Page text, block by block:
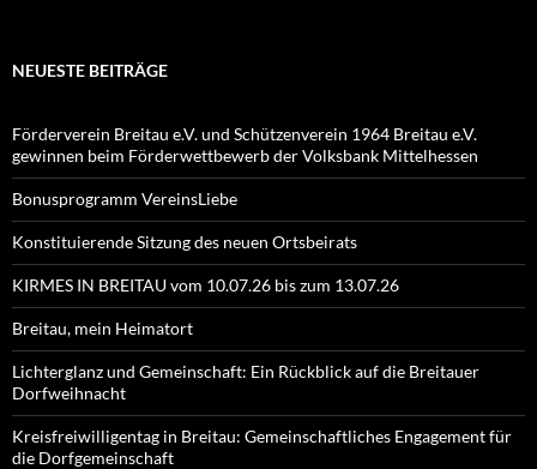
NEUESTE BEITRÄGE
Förderverein Breitau e.V. und Schützenverein 1964 Breitau e.V.
gewinnen beim Förderwettbewerb der Volksbank Mittelhessen
Bonusprogramm VereinsLiebe
Konstituierende Sitzung des neuen Ortsbeirats
KIRMES IN BREITAU vom 10.07.26 bis zum 13.07.26
Breitau, mein Heimatort
Lichterglanz und Gemeinschaft: Ein Rückblick auf die Breitauer
Dorfweihnacht
Kreisfreiwilligentag in Breitau: Gemeinschaftliches Engagement für
die Dorfgemeinschaft